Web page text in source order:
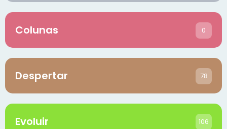
Colunas 0
Despertar 78
Evoluir 106